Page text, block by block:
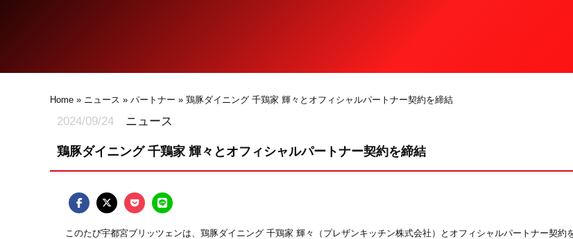
Home » ニュース » パートナー » 鶏豚ダイニング 千鶏家 輝々とオフィシャルパートナー契約を締結
2024/09/24 ニュース
鶏豚ダイニング 千鶏家 輝々とオフィシャルパートナー契約を締結
このたび宇都宮ブリッツェンは、鶏豚ダイニング 千鶏家 輝々（プレザンキッチン株式会社）とオフィシャルパートナー契約